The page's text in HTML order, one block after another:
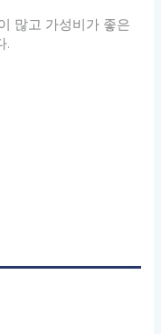
많고 가성비가 좋은
.